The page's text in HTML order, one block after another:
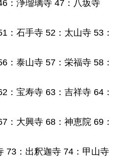
：浄瑠璃寺 47：八坂寺
：石手寺 52：太山寺 53：
：泰山寺 57：栄福寺 58：
：宝寿寺 63：吉祥寺 64：
：大興寺 68：神恵院 69：
73：出釈迦寺 74：甲山寺